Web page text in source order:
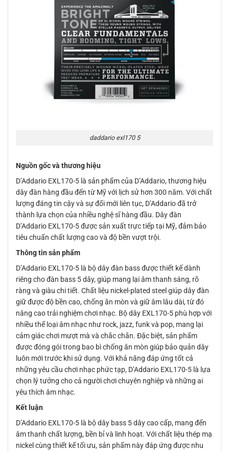
daddario exl170 5
Nguồn gốc và thương hiệu
D’Addario EXL170-5 là sản phẩm của D’Addario, thương hiệu
dây đàn hàng đầu đến từ Mỹ với lịch sử hơn 300 năm. Với chất
lượng đáng tin cậy và sự đổi mới liên tục, D’Addario đã trở
thành lựa chọn của nhiều nghệ sĩ hàng đầu. Dây đàn
D’Addario EXL170-5 được sản xuất trực tiếp tại Mỹ, đảm bảo
tiêu chuẩn chất lượng cao và độ bền vượt trội.
Thông tin sản phẩm
D’Addario EXL170-5 là bộ dây đàn bass được thiết kế dành
riêng cho đàn bass 5 dây, giúp mang lại âm thanh sáng, rõ
ràng và giàu chi tiết. Chất liệu nickel-plated steel giúp dây đàn
giữ được độ bền cao, chống ăn mòn và giữ âm lâu dài, từ đó
nâng cao trải nghiệm chơi nhạc. Bộ dây EXL170-5 phù hợp với
nhiều thể loại âm nhạc như rock, jazz, funk và pop, mang lại
cảm giác chơi mượt mà và chắc chắn. Đặc biệt, sản phẩm
được đóng gói trong bao bì chống ăn mòn giúp bảo quản dây
luôn mới trước khi sử dụng. Với khả năng đáp ứng tốt cả
những yêu cầu chơi nhạc phức tạp, D’Addario EXL170-5 là lựa
chọn lý tưởng cho cả người chơi chuyên nghiệp và những ai
yêu thích âm nhạc.
Kết luận
D’Addario EXL170-5 là bộ dây bass 5 dây cao cấp, mang đến
âm thanh chất lượng, bền bỉ và linh hoạt. Với chất liệu thép mạ
nickel cùng thiết kế tối ưu, sản phẩm này đáp ứng được nhu